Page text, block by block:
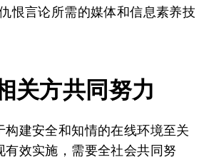
恨言论所需的媒体和信息素养技
关方共同努力
构建安全和知情的在线环境至关
有效实施，需要全社会共同努